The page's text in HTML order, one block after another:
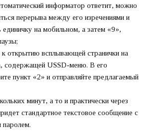
информатор ответит, можно
перерыва между его изречениями и
на мобильном, а затем «9»,
к открытию всплывающей странички на
содержащей USSD-меню. В его
пункт «2» и отправляйте предлагаемый
минут, а то и практически через
стандартное текстовое сообщение с
паролем.